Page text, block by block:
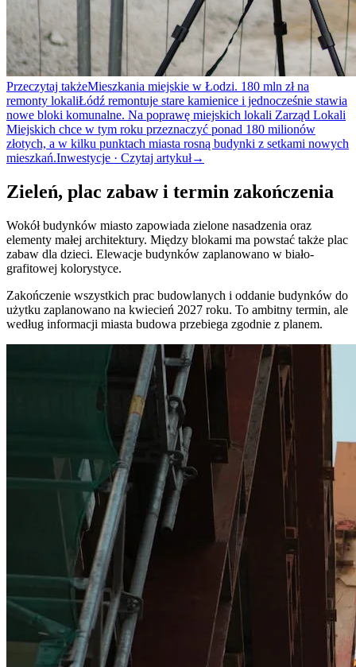
Przeczytaj takżeMieszkania miejskie w Łodzi. 180 mln zł na
remonty lokaliŁódź remontuje stare kamienice i jednocześnie stawia
nowe bloki komunalne. Na poprawę miejskich lokali Zarząd Lokali
Miejskich chce w tym roku przeznaczyć ponad 180 milionów
złotych, a w kilku punktach miasta rosną budynki z setkami nowych
mieszkań.Inwestycje · Czytaj artykuł→
Zieleń, plac zabaw i termin zakończenia
Wokół budynków miasto zapowiada zielone nasadzenia oraz
elementy małej architektury. Między blokami ma powstać także plac
zabaw dla dzieci. Elewacje budynków zaplanowano w biało-
grafitowej kolorystyce.
Zakończenie wszystkich prac budowlanych i oddanie budynków do
użytku zaplanowano na kwiecień 2027 roku. To ambitny termin, ale
według informacji miasta budowa przebiega zgodnie z planem.